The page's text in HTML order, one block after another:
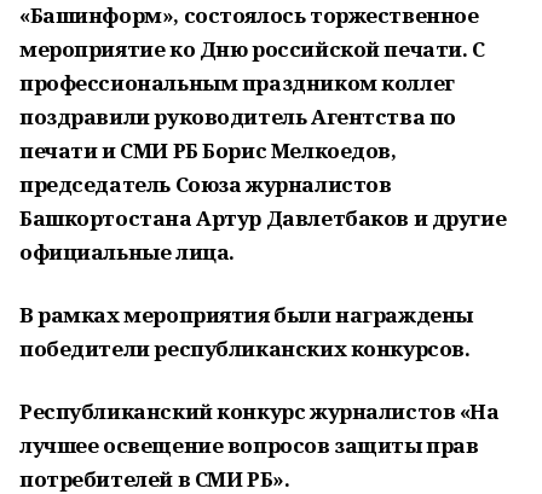
«Башинформ», состоялось торжественное
мероприятие ко Дню российской печати. С
профессиональным праздником коллег
поздравили руководитель Агентства по
печати и СМИ РБ Борис Мелкоедов,
председатель Союза журналистов
Башкортостана Артур Давлетбаков и другие
официальные лица.
В рамках мероприятия были награждены
победители республиканских конкурсов.
Республиканский конкурс журналистов «На
лучшее освещение вопросов защиты прав
потребителей в СМИ РБ».